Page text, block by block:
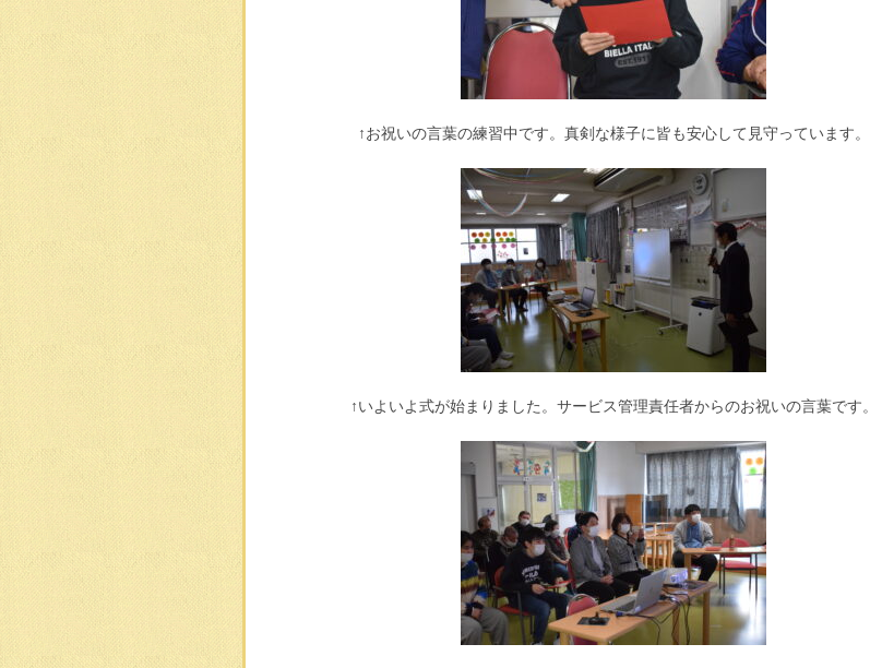
↑お祝いの言葉の練習中です。真剣な様子に皆も安心して見守っています。
↑いよいよ式が始まりました。サービス管理責任者からのお祝いの言葉です。